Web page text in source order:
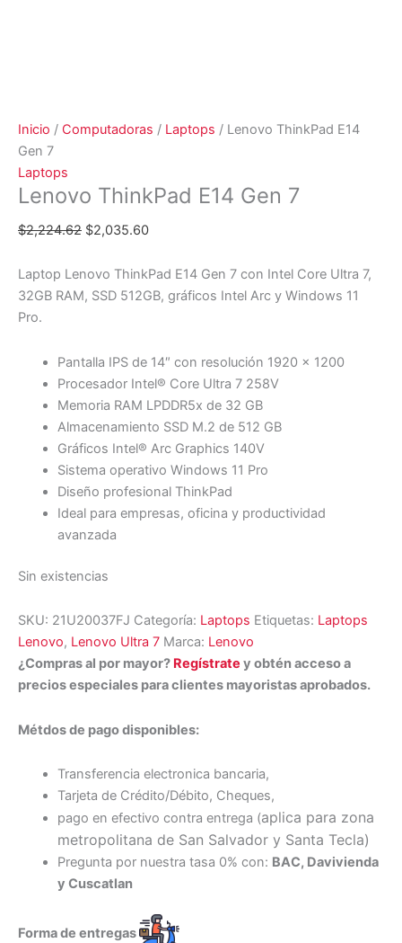
Inicio / Computadoras / Laptops / Lenovo ThinkPad E14
Gen 7
Laptops
Lenovo ThinkPad E14 Gen 7
$2,224.62 $2,035.60
Laptop Lenovo ThinkPad E14 Gen 7 con Intel Core Ultra 7,
32GB RAM, SSD 512GB, gráficos Intel Arc y Windows 11
Pro.
Pantalla IPS de 14″ con resolución 1920 x 1200
Procesador Intel® Core Ultra 7 258V
Memoria RAM LPDDR5x de 32 GB
Almacenamiento SSD M.2 de 512 GB
Gráficos Intel® Arc Graphics 140V
Sistema operativo Windows 11 Pro
Diseño profesional ThinkPad
Ideal para empresas, oficina y productividad
avanzada
Sin existencias
SKU: 21U20037FJ Categoría: Laptops Etiquetas: Laptops
Lenovo, Lenovo Ultra 7 Marca: Lenovo
¿Compras al por mayor? Regístrate y obtén acceso a
precios especiales para clientes mayoristas aprobados.
Métdos de pago disponibles:
Transferencia electronica bancaria,
Tarjeta de Crédito/Débito, Cheques,
pago en efectivo contra entrega (aplica para zona
metropolitana de San Salvador y Santa Tecla)
Pregunta por nuestra tasa 0% con: BAC, Davivienda
y Cuscatlan
Forma de entregas